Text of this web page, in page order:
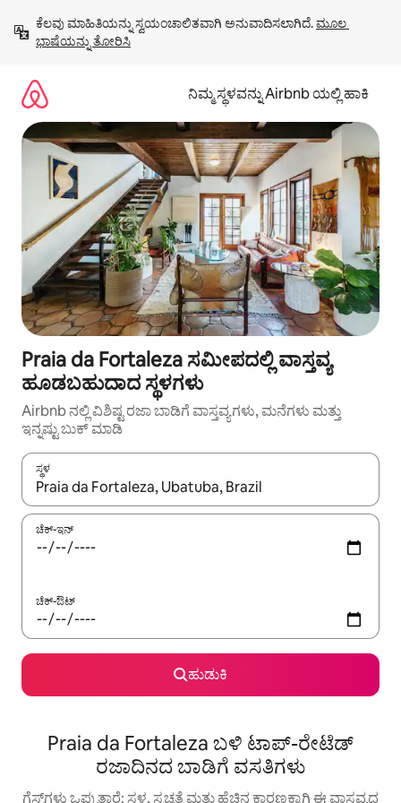
ಹೋಗಿ
ಕೆಲವು ಮಾಹಿತಿಯನ್ನು ಸ್ವಯಂಚಾಲಿತವಾಗಿ ಅನುವಾದಿಸಲಾಗಿದೆ. ಮೂಲ
ಭಾಷೆಯನ್ನು ತೋರಿಸಿ
ನಿಮ್ಮ ಸ್ಥಳವನ್ನು Airbnb ಯಲ್ಲಿ ಹಾಕಿ
Praia da Fortaleza ಸಮೀಪದಲ್ಲಿ ವಾಸ್ತವ್ಯ
ಹೂಡಬಹುದಾದ ಸ್ಥಳಗಳು
Airbnb ನಲ್ಲಿ ವಿಶಿಷ್ಟ ರಜಾ ಬಾಡಿಗೆ ವಾಸ್ತವ್ಯಗಳು, ಮನೆಗಳು ಮತ್ತು
ಇನ್ನಷ್ಟು ಬುಕ್ ಮಾಡಿ
ಸ್ಥಳ
ಫಲಿತಾಂಶಗಳು ಲಭ್ಯವಿರುವಾಗ, ಅಪ್ ಮತ್ತು ಡೌನ್ ಬಾಣದ ಕೀಲಿಗಳೊಂದಿಗೆ
ಚೆಕ್-ಇನ್
ಚೆಕ್-ಔಟ್
ಹುಡುಕಿ
Praia da Fortaleza ಬಳಿ ಟಾಪ್-ರೇಟೆಡ್
ರಜಾದಿನದ ಬಾಡಿಗೆ ವಸತಿಗಳು
ಗೆಸ್ಟ್‌ಗಳು ಒಪ್ಪುತ್ತಾರೆ: ಸ್ಥಳ, ಸ್ವಚ್ಛತೆ ಮತ್ತು ಹೆಚ್ಚಿನ ಕಾರಣಕ್ಕಾಗಿ ಈ ವಾಸ್ತವ್ಯದ